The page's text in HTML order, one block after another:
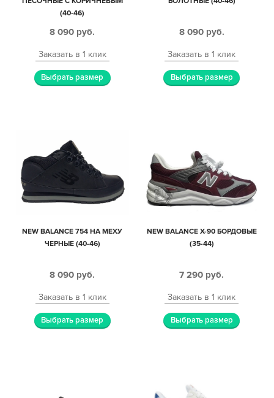
(40-46)
8 090 руб.
Заказать в 1 клик
Выбрать размер
8 090 руб.
Заказать в 1 клик
Выбрать размер
NEW BALANCE 754 НА МЕХУ
ЧЕРНЫЕ (40-46)
8 090 руб.
Заказать в 1 клик
Выбрать размер
NEW BALANCE X-90 БОРДОВЫЕ
(35-44)
7 290 руб.
Заказать в 1 клик
Выбрать размер